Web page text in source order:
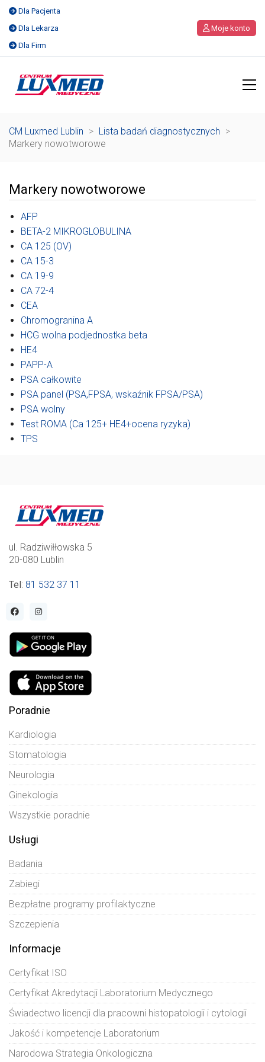
Dla Pacjenta
Dla Lekarza
Dla Firm
Moje konto
CM Luxmed Lublin > Lista badań diagnostycznych >
Markery nowotworowe
Markery nowotworowe
AFP
BETA-2 MIKROGLOBULINA
CA 125 (OV)
CA 15-3
CA 19-9
CA 72-4
CEA
Chromogranina A
HCG wolna podjednostka beta
HE4
PAPP-A
PSA całkowite
PSA panel (PSA,FPSA, wskaźnik FPSA/PSA)
PSA wolny
Test ROMA (Ca 125+ HE4+ocena ryzyka)
TPS
ul. Radziwiłłowska 5
20-080 Lublin
Tel: 81 532 37 11
Poradnie
Kardiologia
Stomatologia
Neurologia
Ginekologia
Wszystkie poradnie
Usługi
Badania
Zabiegi
Bezpłatne programy profilaktyczne
Szczepienia
Informacje
Certyfikat ISO
Certyfikat Akredytacji Laboratorium Medycznego
Świadectwo licencji dla pracowni histopatologii i cytologii
Jakość i kompetencje Laboratorium
Narodowa Strategia Onkologiczna